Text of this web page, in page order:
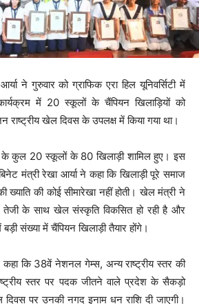
ने गुरुवार को ग्राफिक एरा हिल यूनिवर्सिटी में
में 20 स्कूलों के चैंपियन खिलाड़ियों को
राष्ट्रीय खेल दिवस के उपलक्ष में किया गया था।
के कुल 20 स्कूलों के 80 खिलाड़ी शामिल हुए। इस
मंत्री रेखा आर्या ने कहा कि खिलाड़ी पूरे समाज
ख्याति की कोई सीमारेखा नहीं होती। खेल मंत्री ने
तेजी के साथ खेल संस्कृति विकसित हो रही है और
संख्या में चैंपियन खिलाड़ी तैयार होंगे।
कहा कि 38वें नेशनल गेम्स, अन्य राष्ट्रीय स्तर की
स्तर पर पदक जीतने वाले प्रदेश के सैकड़ो
दिवस पर उनकी नगद इनाम धन राशि दी जाएगी।